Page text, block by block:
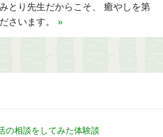
とり先生だからこそ、 癒やしを第
さいます。 »
の相談をしてみた体験談